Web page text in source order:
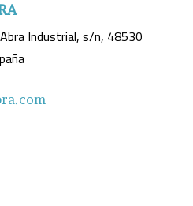
Industrial, s/n, 48530